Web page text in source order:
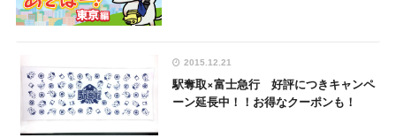
2015.12.21
駅奪取×富士急行 好評につきキャンペ
ーン延長中！！お得なクーポンも！